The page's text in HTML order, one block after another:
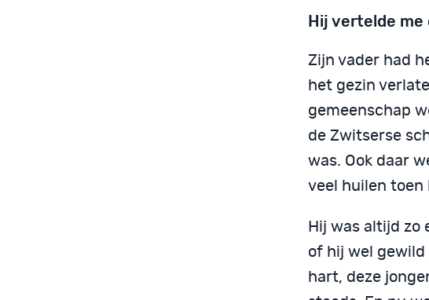
Hij vertelde
Zijn vader had
het gezin
gemeenschap
de Zwitserse
was. Ook daar
veel huilen toen
Hij was altijd zo
of hij wel gewild
hart, deze